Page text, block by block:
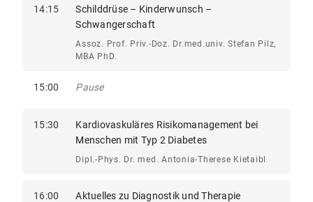
14:15
Schilddrüse – Kinderwunsch –
Schwangerschaft
Assoz. Prof. Priv.-Doz. Dr.med.univ. Stefan Pilz,
MBA PhD.
15:00 Pause
15:30
Kardiovaskuläres Risikomanagement bei
Menschen mit Typ 2 Diabetes
Dipl.-Phys. Dr. med. Antonia-Therese Kietaibl
16:00
Aktuelles zu Diagnostik und Therapie